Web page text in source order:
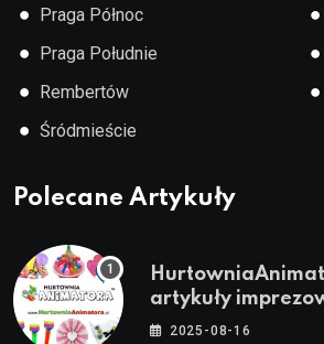
● Praga Północ
● Praga Południe
● Rembertów
● Śródmieście
●
●
●
Polecane Artykuły
artykuły
stroje i akcesoria
2025-08-16